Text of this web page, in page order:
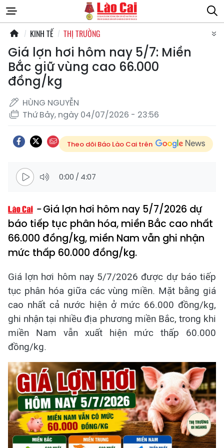
KINH TẾ THỊ TRƯỜNG
Giá lợn hơi hôm nay 5/7: Miền
Bắc giữ vùng cao 66.000
đồng/kg
HÙNG NGUYỄN
Thứ Bảy, ngày 04/07/2026 - 23:56
Theo dõi Báo Lào Cai trên
0:00 / 4:07
Giá lợn hơi hôm nay 5/7/2026 dự
báo tiếp tục phân hóa, miền Bắc cao nhất
66.000 đồng/kg, miền Nam vẫn ghi nhận
mức thấp 60.000 đồng/kg.
Giá lợn hơi hôm nay 5/7/2026 được dự báo tiếp
tục phân hóa giữa các vùng miền. Mặt bằng giá
cao nhất cả nước hiện ở mức 66.000 đồng/kg,
ghi nhận tại nhiều địa phương miền Bắc, trong khi
miền Nam vẫn xuất hiện mức thấp 60.000
đồng/kg.